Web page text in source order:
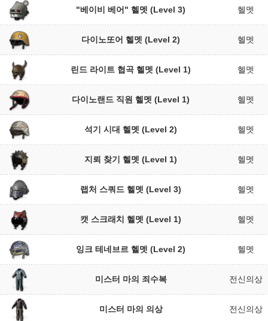
"베이비 베어" 헬멧 (Level 3) 헬멧
다이노또어 헬멧 (Level 2) 헬멧
린드 라이트 협곡 헬멧 (Level 1) 헬멧
다이노랜드 직원 헬멧 (Level 1) 헬멧
석기 시대 헬멧 (Level 2) 헬멧
지뢰 찾기 헬멧 (Level 1) 헬멧
랩처 스쿼드 헬멧 (Level 3) 헬멧
캣 스크래치 헬멧 (Level 1) 헬멧
잉크 테네브르 헬멧 (Level 2) 헬멧
미스터 마의 죄수복 전신의상
미스터 마의 의상 전신의상